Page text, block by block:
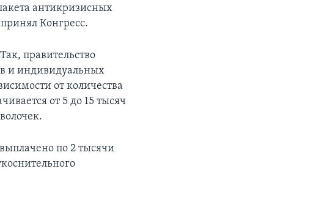
антикризисных
Конгресс.
правительство
и индивидуальных
от количества
от 5 до 15 тысяч
по 2 тысячи